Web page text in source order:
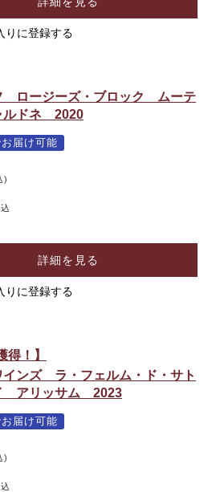
りに登録する
ロージーズ・ブロック ムーテ
ルドネ 2020
届け可能
)
詳細を見る
りに登録する
得！】
インズ ラ・フェルム・ド・サト
アリッサム 2023
届け可能
)